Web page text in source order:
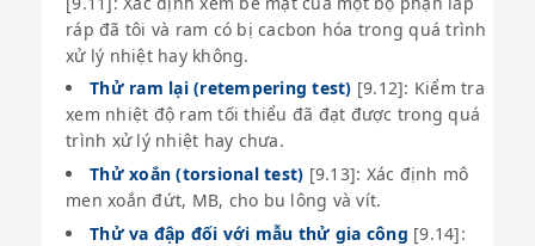
ráp đã tôi và ram có bị cacbon hóa trong quá trình
xử lý nhiệt hay không.
Thử ram lại (retempering test) [9.12]: Kiểm tra
xem nhiệt độ ram tối thiểu đã đạt được trong quá
trình xử lý nhiệt hay chưa.
Thử xoắn (torsional test) [9.13]: Xác định mô
men xoắn đứt, MB, cho bu lông và vít.
Thử va đập đối với mẫu thử gia công [9.14]: